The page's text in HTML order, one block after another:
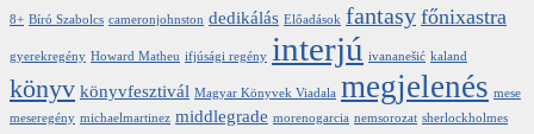
8+ Bíró Szabolcs cameronjohnston dedikálás Előadások fantasy főnixastra
gyerekregény Howard Matheu ifjúsági regény interjú ivananešić kaland
könyv könyvfesztivál Magyar Könyvek Viadala megjelenés mese
meseregény michaelmartinez middlegrade morenogarcia nemsorozat sherlockholmes